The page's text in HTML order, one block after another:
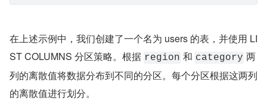
在上述示例中，我们创建了一个名为 users 的表，并使用 LI
ST COLUMNS 分区策略。根据 region 和 category 两
列的离散值将数据分布到不同的分区。每个分区根据这两列
的离散值进行划分。